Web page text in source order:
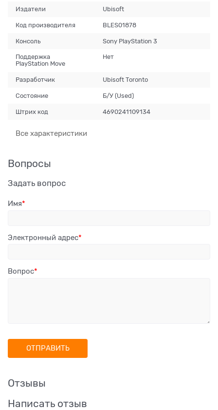
Издатели Ubisoft
Код производителя BLES01878
Консоль Sony PlayStation 3
Поддержка
PlayStation Move
Нет
Разработчик Ubisoft Toronto
Состояние Б/У (Used)
Штрих код 4690241109134
Все характеристики
Вопросы
Задать вопрос
Имя
Электронный адрес
Вопрос
Отзывы
Написать отзыв